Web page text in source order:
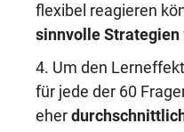
flexibel reagieren
sinnvolle Strategien
4. Um den
für jede der 60
eher